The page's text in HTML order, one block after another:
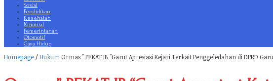
Sosial
Pendidikan
Kesehatan
Kriminal
Pemerintahan
Otomotif
Gaya Hidup
Homepage /Hukum Ormas " PEKAT IB "Garut Apresiasi Kejari Terkait Penggeledahan di DPRD